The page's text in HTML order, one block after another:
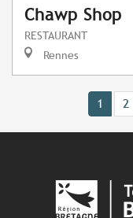
Chawp Shop
RESTAURANT
Rennes
1 2